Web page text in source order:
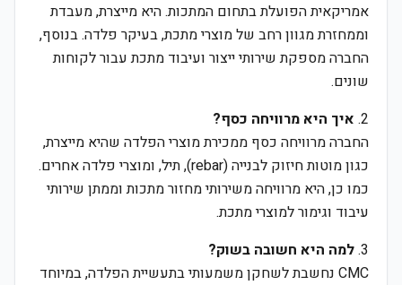
אמריקאית הפועלת בתחום המתכות. היא מייצרת, מעבדת
וממחזרת מגוון רחב של מוצרי מתכת, בעיקר פלדה. בנוסף,
החברה מספקת שירותי ייצור ועיבוד מתכת עבור לקוחות
שונים.
2. איך היא מרוויחה כסף?
החברה מרוויחה כסף ממכירת מוצרי הפלדה שהיא מייצרת,
כגון מוטות חיזוק לבנייה (rebar), תיל, ומוצרי פלדה אחרים.
כמו כן, היא מרוויחה משירותי מחזור מתכות וממתן שירותי
עיבוד וגימור למוצרי מתכת.
3. למה היא חשובה בשוק?
CMC נחשבת לשחקן משמעותי בתעשיית הפלדה, במיוחד